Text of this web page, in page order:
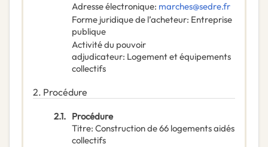
Adresse électronique: marches@sedre.fr
Forme juridique de l’acheteur: Entreprise
publique
Activité du pouvoir
adjudicateur: Logement et équipements
collectifs
2. Procédure
2.1. Procédure
Titre: Construction de 66 logements aidés
collectifs